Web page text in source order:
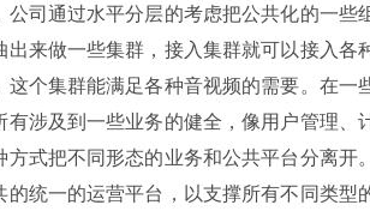
司通过水平分层的考虑把公共化的一些
来做一些集群，接入集群就可以接入各
个集群能满足各种音视频的需要。在一
涉及到一些业务的健全，像用户管理、
式把不同形态的业务和公共平台分离开。
统一的运营平台，以支撑所有不同类型